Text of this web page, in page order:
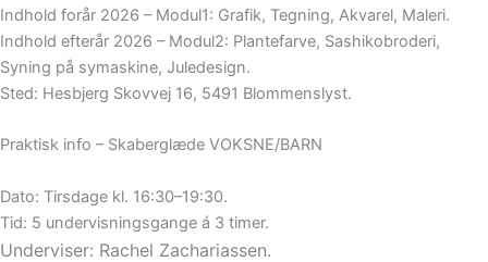
Indhold forår 2026 – Modul1: Grafik, Tegning, Akvarel, Maleri.
Indhold efterår 2026 – Modul2: Plantefarve, Sashikobroderi,
Syning på symaskine, Juledesign.
Sted: Hesbjerg Skovvej 16, 5491 Blommenslyst.
Praktisk info – Skaberglæde VOKSNE/BARN
Dato: Tirsdage kl. 16:30–19:30.
Tid: 5 undervisningsgange á 3 timer.
Underviser: Rachel Zachariassen.